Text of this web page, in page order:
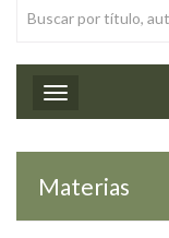
Toggle navigation
Materias